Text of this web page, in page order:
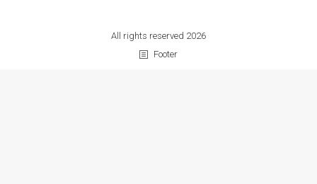
All rights reserved 2026
Footer